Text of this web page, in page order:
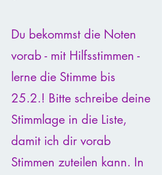
Du bekommst die Noten
vorab - mit Hilfsstimmen -
lerne die Stimme bis
25.2.! Bitte schreibe deine
Stimmlage in die Liste,
damit ich dir vorab
Stimmen zuteilen kann. In